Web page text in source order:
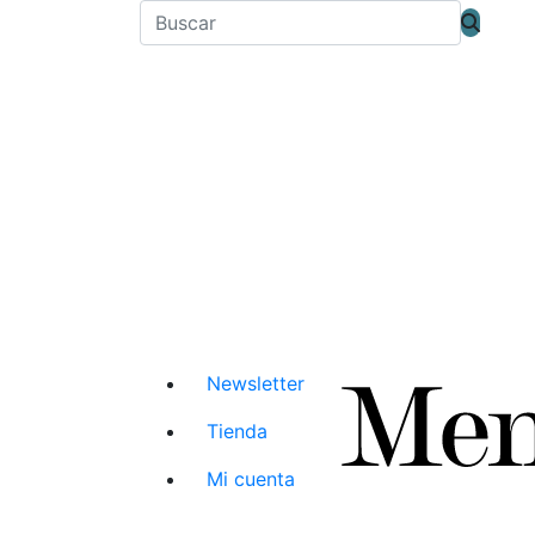
Newsletter
Tienda
Mi cuenta